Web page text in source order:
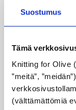
Suostumus
Tämä
Knitting for Olive
”meitä”,
(välttämättömiä
€17,30